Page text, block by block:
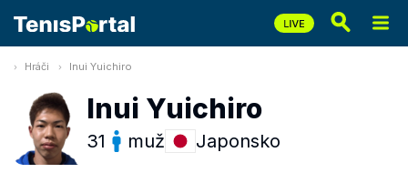
Hráči Inui Yuichiro
Inui Yuichiro
31 muž Japonsko